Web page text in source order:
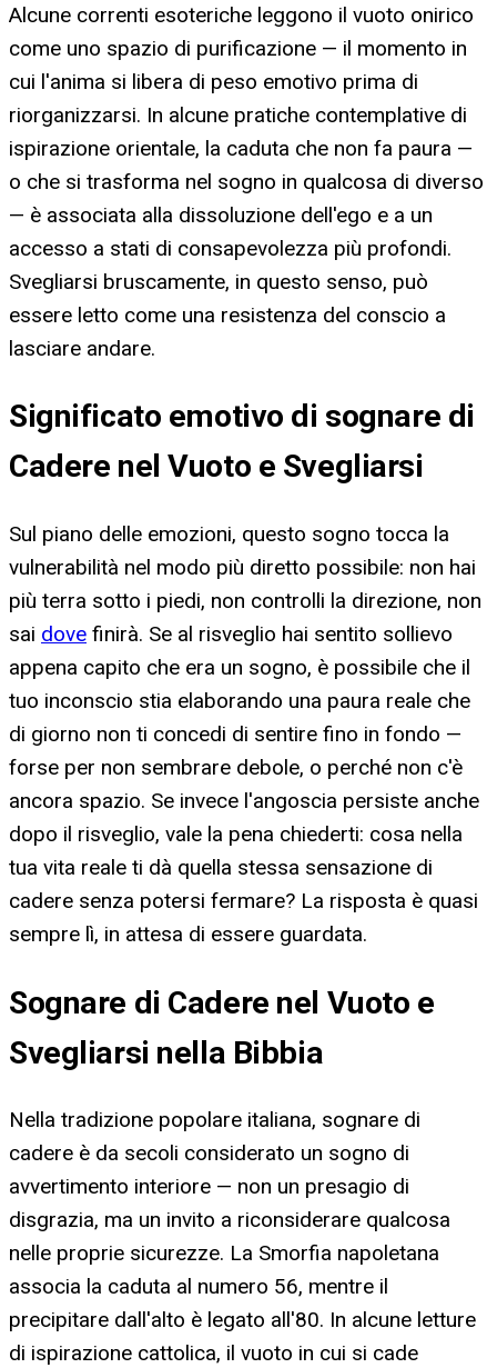
Alcune correnti esoteriche leggono il vuoto onirico
come uno spazio di purificazione — il momento in
cui l'anima si libera di peso emotivo prima di
riorganizzarsi. In alcune pratiche contemplative di
ispirazione orientale, la caduta che non fa paura —
o che si trasforma nel sogno in qualcosa di diverso
— è associata alla dissoluzione dell'ego e a un
accesso a stati di consapevolezza più profondi.
Svegliarsi bruscamente, in questo senso, può
essere letto come una resistenza del conscio a
lasciare andare.
Significato emotivo di sognare di
Cadere nel Vuoto e Svegliarsi
Sul piano delle emozioni, questo sogno tocca la
vulnerabilità nel modo più diretto possibile: non hai
più terra sotto i piedi, non controlli la direzione, non
sai dove finirà. Se al risveglio hai sentito sollievo
appena capito che era un sogno, è possibile che il
tuo inconscio stia elaborando una paura reale che
di giorno non ti concedi di sentire fino in fondo —
forse per non sembrare debole, o perché non c'è
ancora spazio. Se invece l'angoscia persiste anche
dopo il risveglio, vale la pena chiederti: cosa nella
tua vita reale ti dà quella stessa sensazione di
cadere senza potersi fermare? La risposta è quasi
sempre lì, in attesa di essere guardata.
Sognare di Cadere nel Vuoto e
Svegliarsi nella Bibbia
Nella tradizione popolare italiana, sognare di
cadere è da secoli considerato un sogno di
avvertimento interiore — non un presagio di
disgrazia, ma un invito a riconsiderare qualcosa
nelle proprie sicurezze. La Smorfia napoletana
associa la caduta al numero 56, mentre il
precipitare dall'alto è legato all'80. In alcune letture
di ispirazione cattolica, il vuoto in cui si cade